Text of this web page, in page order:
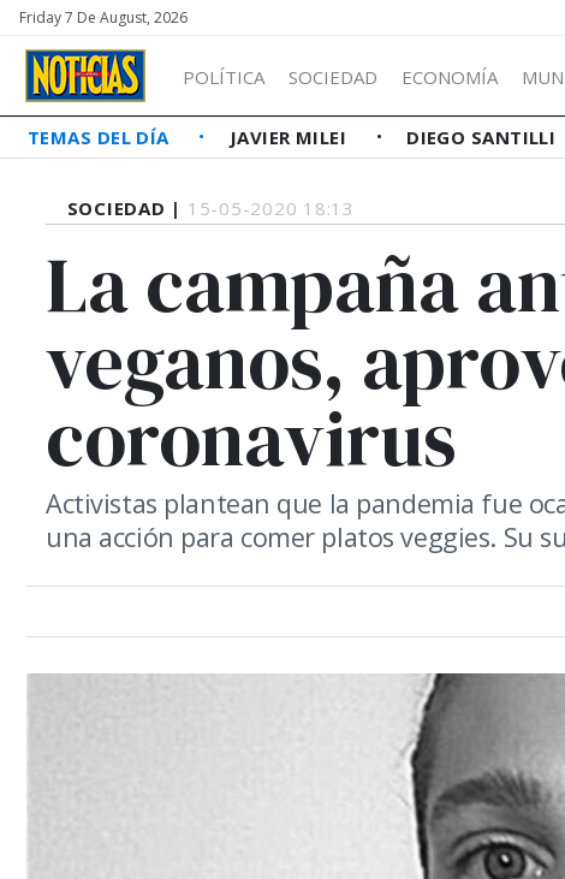
Friday 7 De August, 2026
POLÍTICA SOCIEDAD ECONOMÍA
TEMAS DEL DÍA JAVIER MILEI DIEGO SANTILLI
SOCIEDAD | 15-05-2020 18:13
La campaña
veganos,
coronavirus
Activistas plantean que la pandemia fue
una acción para comer platos veggies. Su